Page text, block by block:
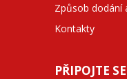
Způsob dodání
Kontakty
PŘIPOJTE